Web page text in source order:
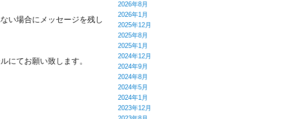
い場合にメッセージを残し
にてお願い致します。
2026年8月
2026年1月
2025年12月
2025年8月
2025年1月
2024年12月
2024年9月
2024年8月
2024年5月
2024年1月
2023年12月